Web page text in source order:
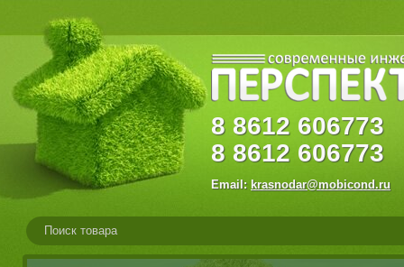
8 8612
8 8612 606773
Email: krasnodar@mobicond.ru